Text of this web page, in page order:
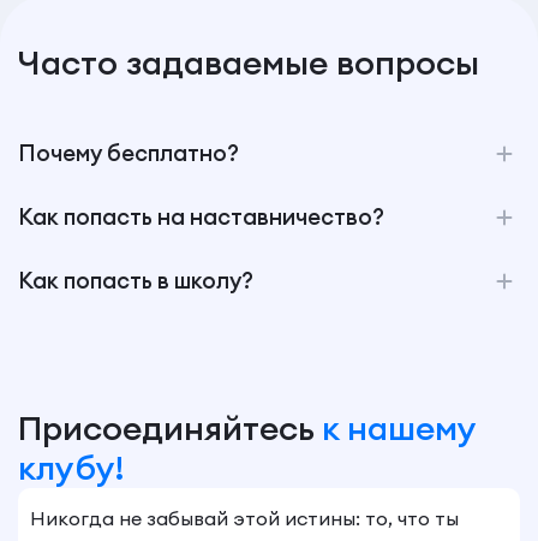
Часто задаваемые вопросы
Почему бесплатно?
Как попасть на наставничество?
Как попасть в школу?
Присоединяйтесь к нашему
клубу!
Никогда не забывай этой истины: то, что ты